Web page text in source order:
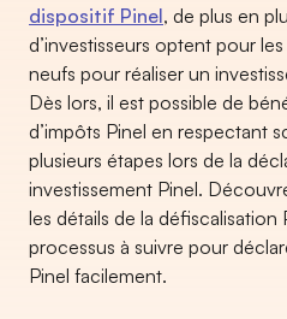
dispositif Pinel, de plus en
d’investisseurs optent pour
neufs pour réaliser un
Dès lors, il est possible de
d’impôts Pinel en respectant
plusieurs étapes lors de la
investissement Pinel.
les détails de la défiscalisation
processus à suivre pour
Pinel facilement.